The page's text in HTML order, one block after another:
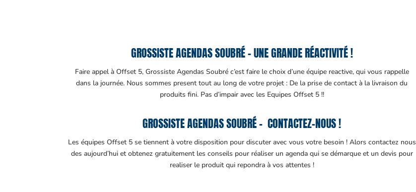
GROSSISTE AGENDAS SOUBRÉ – UNE GRANDE RÉACTIVITÉ !
Faire appel à Offset 5, Grossiste Agendas Soubré c’est faire le choix d’une équipe reactive, qui vous rappelle
dans la journée. Nous sommes present tout au long de votre projet : De la prise de contact à la livraison du
produits fini. Pas d’impair avec les Equipes Offset 5 !!
GROSSISTE AGENDAS SOUBRÉ – CONTACTEZ-NOUS !
Les équipes Offset 5 se tiennent à votre disposition pour discuter avec vous votre besoin ! Alors contactez nous
des aujourd’hui et obtenez gratuitement les conseils pour réaliser un agenda qui se démarque et un devis pour
realiser le produit qui repondra à vos attentes !